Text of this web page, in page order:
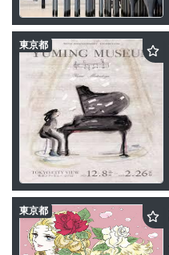
東京都
東京都